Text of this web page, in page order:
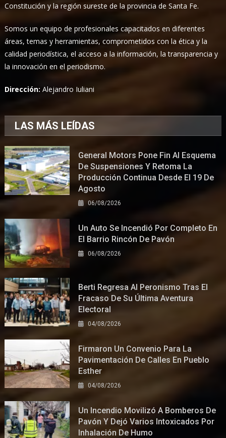
Constitución y la región sureste de la provincia de Santa Fe.
Somos un equipo de profesionales capacitados en diferentes
áreas, temas y herramientas, comprometidos con la ética y la
calidad periodística, el acceso a la información, la transparencia y
la innovación en el periodismo.
Dirección:Alejandro Iuliani
LAS MÁS LEÍDAS
General Motors Pone Fin Al Esquema
De Suspensiones Y Retoma La
Producción Continua Desde El 19 De
Agosto
06/08/2026
Un Auto Se Incendió Por Completo En
El Barrio Rincón De Pavón
06/08/2026
Berti Regresa Al Peronismo Tras El
Fracaso De Su Última Aventura
Electoral
04/08/2026
Firmaron Un Convenio Para La
Pavimentación De Calles En Pueblo
Esther
04/08/2026
Un Incendio Movilizó A Bomberos De
Pavón Y Dejó Varios Intoxicados Por
Inhalación De Humo